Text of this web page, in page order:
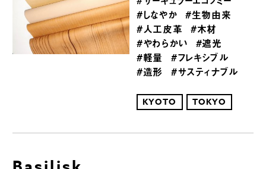
#しなやか #生物由来
#人工皮革
#木材
#やわらかい
#遮光
#軽量
#フレキシブル
#造形
#サスティナブル
KYOTO TOKYO